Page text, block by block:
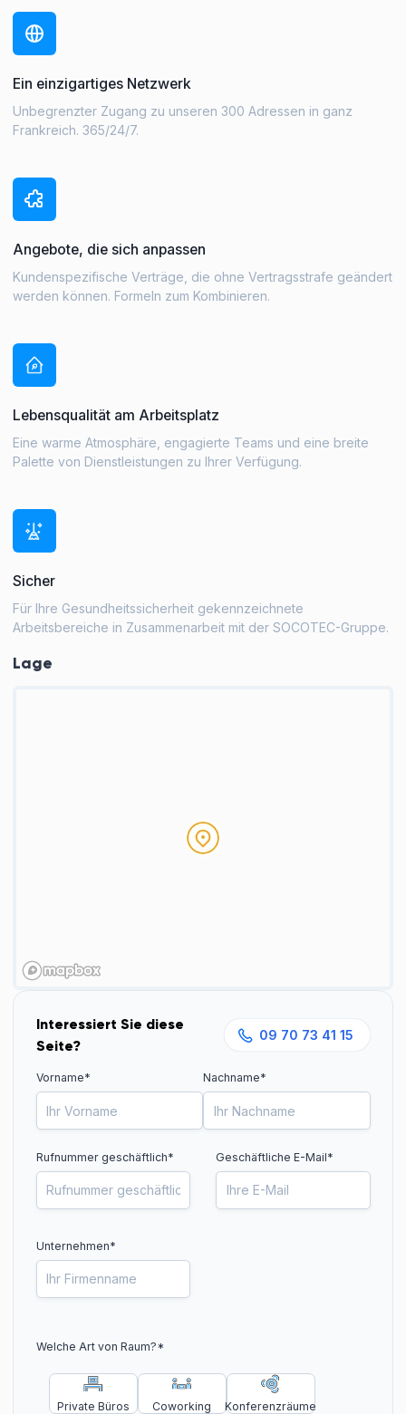
Ein einzigartiges Netzwerk
Unbegrenzter Zugang zu unseren 300 Adressen in ganz
Frankreich. 365/24/7.
Angebote, die sich anpassen
Kundenspezifische Verträge, die ohne Vertragsstrafe geändert
werden können. Formeln zum Kombinieren.
Lebensqualität am Arbeitsplatz
Eine warme Atmosphäre, engagierte Teams und eine breite
Palette von Dienstleistungen zu Ihrer Verfügung.
Sicher
Für Ihre Gesundheitssicherheit gekennzeichnete
Arbeitsbereiche in Zusammenarbeit mit der SOCOTEC-Gruppe.
Lage
Interessiert Sie diese
Seite?
09 70 73 41 15
Vorname* Nachname*
Rufnummer geschäftlich* Geschäftliche E-Mail*
Unternehmen*
Welche Art von Raum?*
Private Büros Coworking Konferenzräume